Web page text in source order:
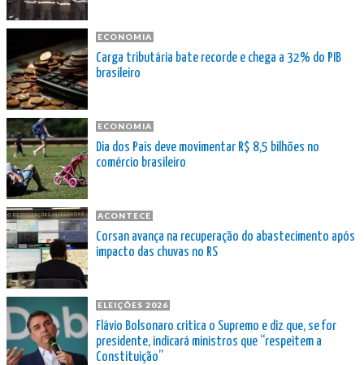
ECONOMIA
Carga tributária bate recorde e chega a 32% do PIB
brasileiro
ECONOMIA
Dia dos Pais deve movimentar R$ 8,5 bilhões no
comércio brasileiro
ACONTECE
Corsan avança na recuperação do abastecimento após
impacto das chuvas no RS
ELEIÇÕES 2026
Flávio Bolsonaro critica o Supremo e diz que, se for
presidente, indicará ministros que “respeitem a
Constituição”